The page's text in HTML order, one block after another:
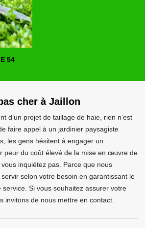
54
cher à Jaillon
d’un projet de taillage de haie, rien n’est
faire appel à un jardinier paysagiste
les gens hésitent à engager un
peur du coût élevé de la mise en œuvre de
inquiétez pas. Parce que nous
selon votre besoin en garantissant le
service. Si vous souhaitez assurer votre
invitons de nous mettre en contact.